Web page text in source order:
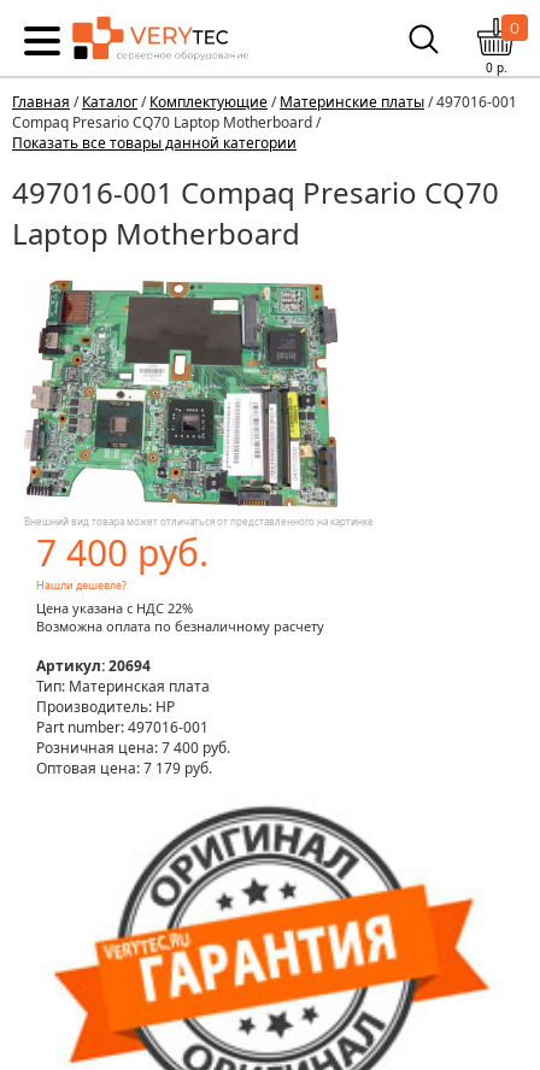
0
0р.
Главная /Каталог/Комплектующие/Материнские платы/ 497016-001
Compaq Presario CQ70 Laptop Motherboard /
Показать все товары данной категории
497016-001 Compaq Presario CQ70
Laptop Motherboard
Внешний вид товара может отличаться от представленного на картинке
7 400 руб.
Нашли дешевле?
Цена указана с НДС 22%
Возможна оплата по безналичному расчету
Артикул: 20694
Тип: Материнская плата
Производитель: HP
Part number: 497016-001
Розничная цена:7 400 руб.
Оптовая цена: 7 179 руб.